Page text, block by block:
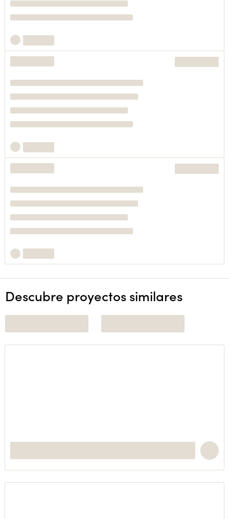
Descubre proyectos similares